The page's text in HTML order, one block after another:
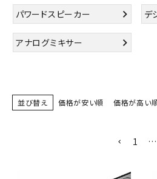
パワードスピーカー デ
アナログミキサー
並び替え 価格が安い順 価格が高い
1
…